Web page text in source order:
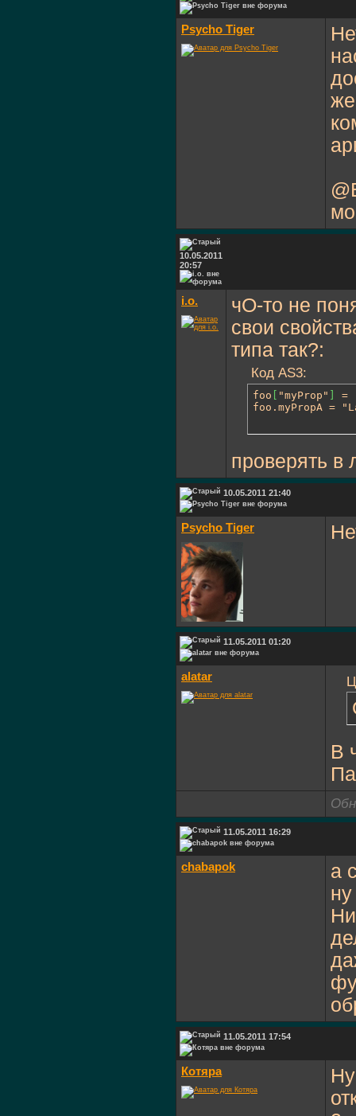
Psycho Tiger
10.05.2011
20:57
i.o.
чО-то не
свои
типа так?:
Код AS3:
foo "myProp"
=
foo.myPropA =
проверять в
10.05.2011 21:40
Psycho Tiger
11.05.2011 01:20
alatar
В
11.05.2011 16:29
chabapok
а
11.05.2011 17:54
Котяра